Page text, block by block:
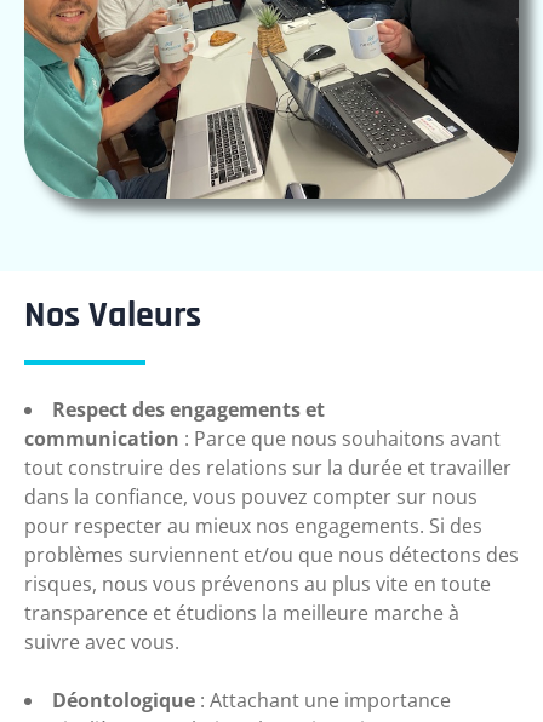
Nos Valeurs
Respect des engagements et
communication : Parce que nous souhaitons avant
tout construire des relations sur la durée et travailler
dans la confiance, vous pouvez compter sur nous
pour respecter au mieux nos engagements. Si des
problèmes surviennent et/ou que nous détectons des
risques, nous vous prévenons au plus vite en toute
transparence et étudions la meilleure marche à
suivre avec vous.
Déontologique : Attachant une importance